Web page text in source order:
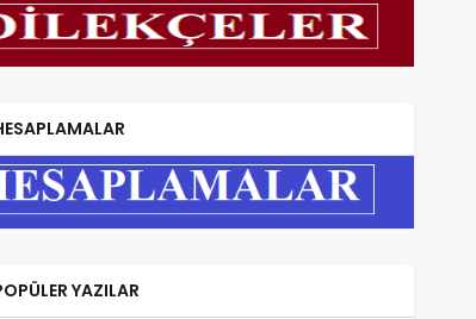
YAZILAR